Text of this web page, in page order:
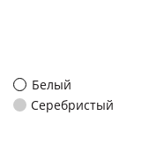
Белый
Серебристый